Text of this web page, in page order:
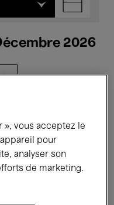
2026
Performances
», vous acceptez le
pour
analyser son
de marketing.